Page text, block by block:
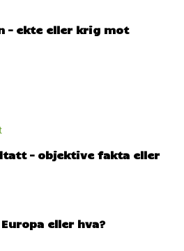
– ekte eller krig mot
– objektive fakta eller
eller hva?